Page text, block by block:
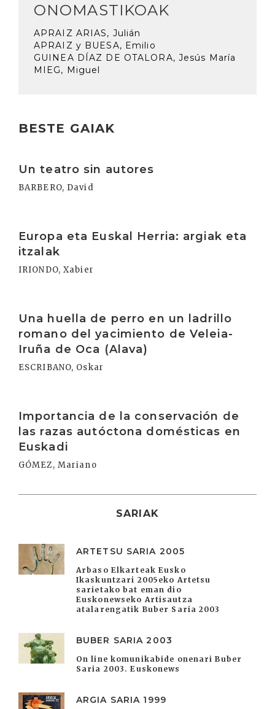
ONOMASTIKOAK
APRAIZ ARIAS, Julián
APRAIZ y BUESA, Emilio
GUINEA DÍAZ DE OTALORA, Jesús María
MIEG, Miguel
BESTE GAIAK
Un teatro sin autores
BARBERO, David
Europa eta Euskal Herria: argiak eta
itzalak
IRIONDO, Xabier
Una huella de perro en un ladrillo
romano del yacimiento de Veleia-
Iruña de Oca (Alava)
ESCRIBANO, Oskar
Importancia de la conservación de
las razas autóctona domésticas en
Euskadi
GÓMEZ, Mariano
SARIAK
ARTETSU SARIA 2005
Arbaso Elkarteak Eusko
Ikaskuntzari 2005eko Artetsu
sarietako bat eman dio
Euskonewseko Artisautza
atalarengatik Buber Saria 2003
BUBER SARIA 2003
On line komunikabide onenari Buber
Saria 2003. Euskonews
ARGIA SARIA 1999